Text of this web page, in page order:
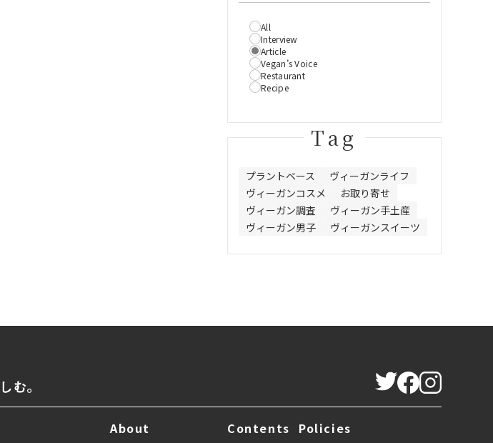
All
Interview
Article
Vegan’s Voice
Restaurant
Recipe
Tag
プラントベース
ヴィーガンライフ
ヴィーガンコスメ
お取り寄せ
ヴィーガン調査
ヴィーガン手土産
ヴィーガン男子
ヴィーガンスイーツ
About Contents Policies